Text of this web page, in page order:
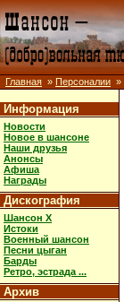
Главная » Персоналии »
Информация
Новости
Новое в шансоне
Наши друзья
Анонсы
Афиша
Награды
Дискография
Шансон X
Истоки
Военный шансон
Песни цыган
Барды
Ретро, эстрада ...
Архив